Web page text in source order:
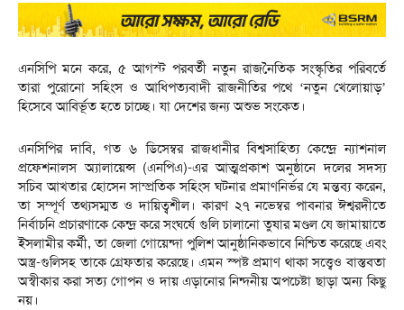
এনসিপি মনে করে, ৫ আগস্ট পরবর্তী নতুন রাজনৈতিক সংস্কৃতির পরিবর্তে
তারা পুরোনো সহিংস ও আধিপত্যবাদী রাজনীতির পথে ‘নতুন খেলোয়াড়’
হিসেবে আবির্ভূত হতে চাচ্ছে। যা দেশের জন্য অশুভ সংকেত।
এনসিপির দাবি, গত ৬ ডিসেম্বর রাজধানীর বিশ্বসাহিত্য কেন্দ্রে ন্যাশনাল
প্রফেশনালস অ্যালায়েন্স (এনপিএ)-এর আত্মপ্রকাশ অনুষ্ঠানে দলের সদস্য
সচিব আখতার হোসেন সাম্প্রতিক সহিংস ঘটনার প্রমাণনির্ভর যে মন্তব্য করেন,
তা সম্পূর্ণ তথ্যসম্মত ও দায়িত্বশীল। কারণ ২৭ নভেম্বর পাবনার ঈশ্বরদীতে
নির্বাচনি প্রচারণাকে কেন্দ্র করে সংঘর্ষে গুলি চালানো তুষার মণ্ডল যে জামায়াতে
ইসলামীর কর্মী, তা জেলা গোয়েন্দা পুলিশ আনুষ্ঠানিকভাবে নিশ্চিত করেছে এবং
অস্ত্র-গুলিসহ তাকে গ্রেফতার করেছে। এমন স্পষ্ট প্রমাণ থাকা সত্ত্বেও বাস্তবতা
অস্বীকার করা সত্য গোপন ও দায় এড়ানোর নিন্দনীয় অপচেষ্টা ছাড়া অন্য কিছু
নয়।